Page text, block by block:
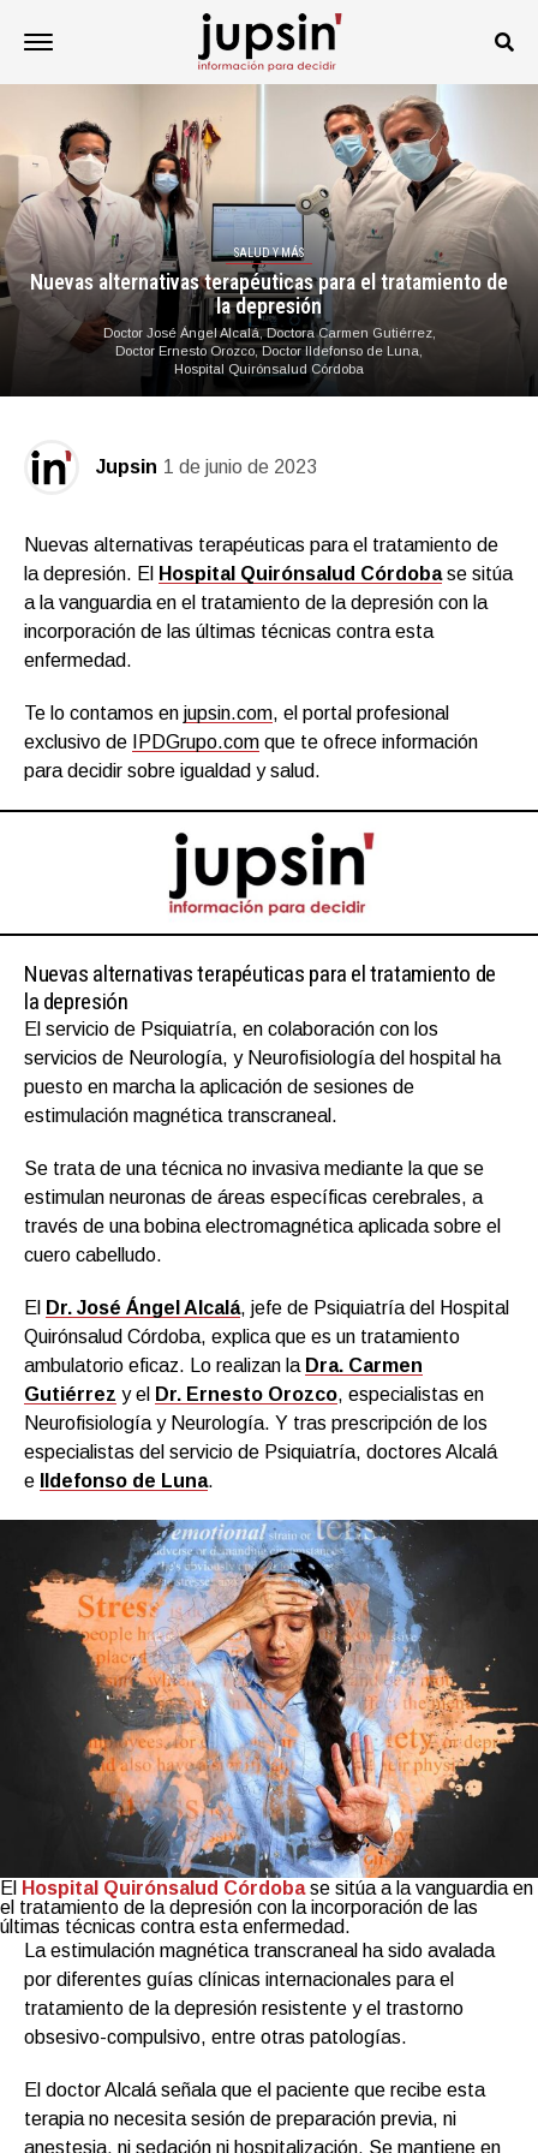
SALUD Y MÁS
Nuevas alternativas terapéuticas para el tratamiento de
la depresión
Doctor José Ángel Alcalá, Doctora Carmen Gutiérrez,
Doctor Ernesto Orozco, Doctor Ildefonso de Luna,
Hospital Quirónsalud Córdoba
Jupsin 1 de junio de 2023
Nuevas alternativas terapéuticas para el tratamiento de
la depresión. El
Hospital Quirónsalud Córdobase sitúa
a la vanguardia en el tratamiento de la depresión con la
incorporación de las últimas técnicas contra esta
enfermedad.
Te lo contamos en jupsin.com, el portal profesional
exclusivo de
IPDGrupo.com que te ofrece información
para decidir sobre igualdad y salud.
Nuevas alternativas terapéuticas para el tratamiento de
la depresión
El servicio de Psiquiatría, en colaboración con los
servicios de Neurología, y Neurofisiología del hospital ha
puesto en marcha la aplicación de sesiones de
estimulación magnética transcraneal.
Se trata de una técnica no invasiva mediante la que se
estimulan neuronas de áreas específicas cerebrales, a
través de una bobina electromagnética aplicada sobre el
cuero cabelludo.
El Dr. José Ángel Alcalá, jefe de Psiquiatría del Hospital
Quirónsalud Córdoba, explica que es un tratamiento
ambulatorio eficaz. Lo realizan la Dra. Carmen
Gutiérrez y el Dr. Ernesto Orozco, especialistas en
Neurofisiología y Neurología. Y tras prescripción de los
especialistas del servicio de Psiquiatría, doctores Alcalá
e
Ildefonso de Luna.
El Hospital Quirónsalud Córdobase sitúa a la vanguardia en
el tratamiento de la depresión con la incorporación de las
últimas técnicas contra esta enfermedad.
La estimulación magnética transcraneal ha sido avalada
por diferentes guías clínicas internacionales para el
tratamiento de la depresión resistente y el trastorno
obsesivo-compulsivo, entre otras patologías.
El doctor Alcalá señala que el paciente que recibe esta
terapia no necesita sesión de preparación previa, ni
anestesia, ni sedación ni hospitalización. Se mantiene en